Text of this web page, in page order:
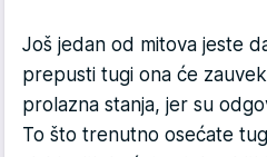
Još jedan od mitova jeste
prepusti tugi ona će
prolazna stanja, jer su
To što trenutno osećate